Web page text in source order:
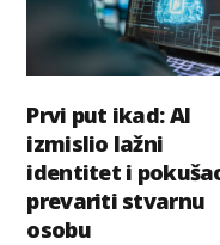
Prvi put ikad: AI
izmislio lažni
identitet i
prevariti stvarnu
osobu